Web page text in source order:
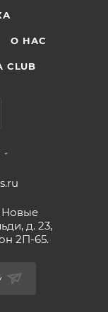
О НАС
CLUB
Новые
д. 23,
2П-65.